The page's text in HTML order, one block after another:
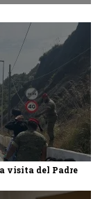
visita del Padre